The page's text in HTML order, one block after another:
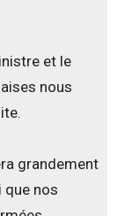
et le
nous
grandement
que nos